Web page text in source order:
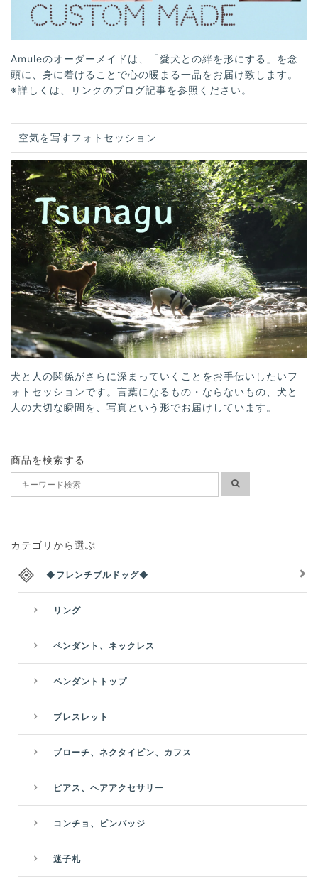
Amuleのオーダーメイドは、「愛犬との絆を形にする」を念
頭に、身に着けることで心の暖まる一品をお届け致します。
※詳しくは、リンクのブログ記事を参照ください。
空気を写すフォトセッション
犬と人の関係がさらに深まっていくことをお手伝いしたいフ
ォトセッションです。言葉になるもの・ならないもの、犬と
人の大切な瞬間を、写真という形でお届けしています。
商品を検索する
カテゴリから選ぶ
◆フレンチブルドッグ◆
リング
ペンダント、ネックレス
ペンダントトップ
ブレスレット
ブローチ、ネクタイピン、カフス
ピアス、ヘアアクセサリー
コンチョ、ピンバッジ
迷子札